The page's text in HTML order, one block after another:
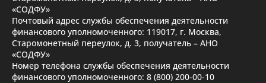
«СОДФУ»
Почтовый адрес службы обеспечения деятельности
финансового уполномоченного: 119017, г. Москва,
Старомонетный переулок, д. 3, получатель – АНО
«СОДФУ»
Номер телефона службы обеспечения деятельности
финансового уполномоченного: 8 (800) 200-00-10